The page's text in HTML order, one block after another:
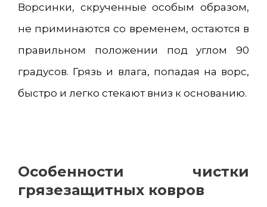
Ворсинки, скрученные особым образом,
не приминаются со временем, остаются в
правильном положении под углом 90
градусов. Грязь и влага, попадая на ворс,
быстро и легко стекают вниз к основанию.
Особенности чистки
грязезащитных ковров